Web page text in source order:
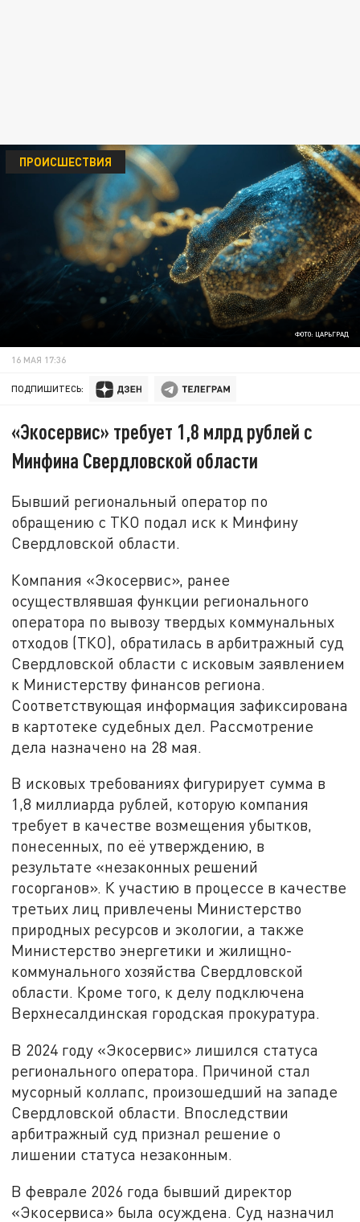
ФОТО: ЦАРЬГРАД
ПРОИСШЕСТВИЯ
16 МАЯ 17:36
ПОДПИШИТЕСЬ:
«Экосервис» требует 1,8 млрд рублей с
Минфина Свердловской области
Бывший региональный оператор по
обращению с ТКО подал иск к Минфину
Свердловской области.
Компания «Экосервис», ранее
осуществлявшая функции регионального
оператора по вывозу твердых коммунальных
отходов (ТКО), обратилась в арбитражный суд
Свердловской области с исковым заявлением
к Министерству финансов региона.
Соответствующая информация зафиксирована
в картотеке судебных дел. Рассмотрение
дела назначено на 28 мая.
В исковых требованиях фигурирует сумма в
1,8 миллиарда рублей, которую компания
требует в качестве возмещения убытков,
понесенных, по её утверждению, в
результате «незаконных решений
госорганов». К участию в процессе в качестве
третьих лиц привлечены Министерство
природных ресурсов и экологии, а также
Министерство энергетики и жилищно-
коммунального хозяйства Свердловской
области. Кроме того, к делу подключена
Верхнесалдинская городская прокуратура.
В 2024 году «Экосервис» лишился статуса
регионального оператора. Причиной стал
мусорный коллапс, произошедший на западе
Свердловской области. Впоследствии
арбитражный суд признал решение о
лишении статуса незаконным.
В феврале 2026 года бывший директор
«Экосервиса» была осуждена. Суд назначил